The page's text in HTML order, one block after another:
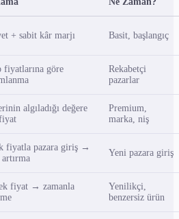
+ sabit kâr marjı Basit, başlangıç
fiyatlarına göre
Rekabetçi
pazarlar
algıladığı değere
Premium,
marka, niş
fiyatla pazara giriş →
Yeni pazara giriş
fiyat → zamanla
Yenilikçi,
benzersiz ürün